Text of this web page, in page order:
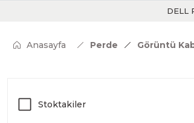
DELL
Anasayfa Perde Görüntü
Stoktakiler